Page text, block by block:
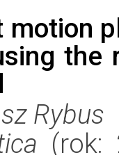
motion
the
Rybus
(rok: